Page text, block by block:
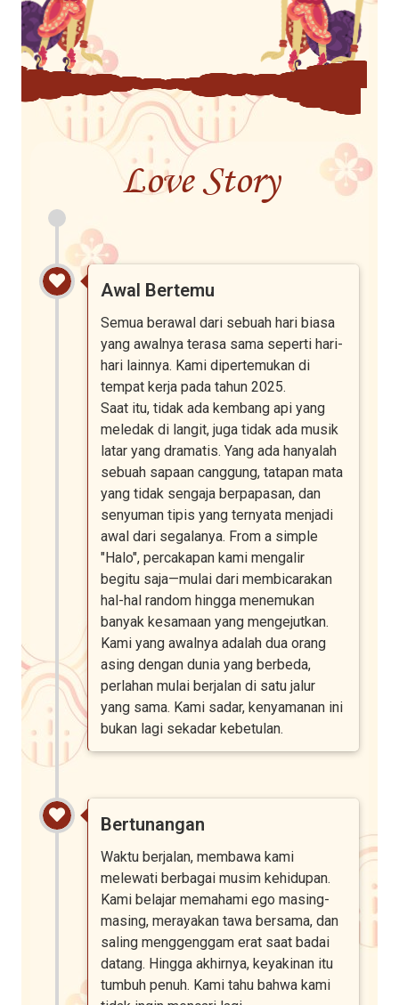
Love Story
Awal Bertemu
Semua berawal dari sebuah hari biasa
yang awalnya terasa sama seperti hari-
hari lainnya. Kami dipertemukan di
tempat kerja pada tahun 2025.
Saat itu, tidak ada kembang api yang
meledak di langit, juga tidak ada musik
latar yang dramatis. Yang ada hanyalah
sebuah sapaan canggung, tatapan mata
yang tidak sengaja berpapasan, dan
senyuman tipis yang ternyata menjadi
awal dari segalanya. From a simple
"Halo", percakapan kami mengalir
begitu saja—mulai dari membicarakan
hal-hal random hingga menemukan
banyak kesamaan yang mengejutkan.
Kami yang awalnya adalah dua orang
asing dengan dunia yang berbeda,
perlahan mulai berjalan di satu jalur
yang sama. Kami sadar, kenyamanan ini
bukan lagi sekadar kebetulan.
Bertunangan
Waktu berjalan, membawa kami
melewati berbagai musim kehidupan.
Kami belajar memahami ego masing-
masing, merayakan tawa bersama, dan
saling menggenggam erat saat badai
datang. Hingga akhirnya, keyakinan itu
tumbuh penuh. Kami tahu bahwa kami